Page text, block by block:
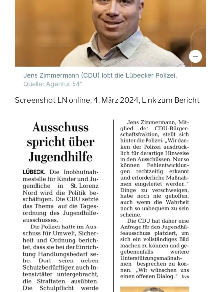
Screenshot LN online, 4. März 2024, Link zum Bericht